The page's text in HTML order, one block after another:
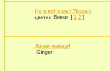
Ну а вот и мы) Пуша-)
цветик Викки [ 1 2 ]
Дикая львица!
Ginger